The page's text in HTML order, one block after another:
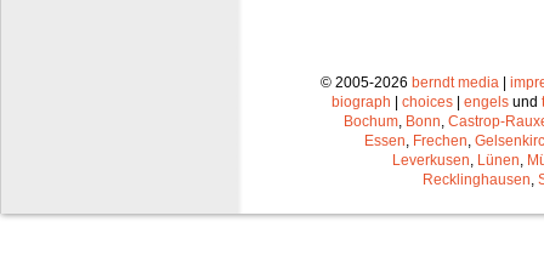
© 2005-2026 berndt media |
biograph | choices | engels und
Bochum Bonn Castrop-
Essen Frechen
Leverkusen Lünen
Recklinghausen